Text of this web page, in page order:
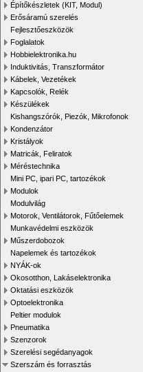
Építőkészletek (KIT, Modul)
Erősáramú szerelés
Fejlesztőeszközök
Foglalatok
Hobbielektronika.hu
Induktivitás, Transzformátor
Kábelek, Vezetékek
Kapcsolók, Relék
Készülékek
Kishangszórók, Piezók, Mikrofonok
Kondenzátor
Kristályok
Matricák, Feliratok
Méréstechnika
Mini PC, ipari PC, tartozékok
Modulok
Modulvilág
Motorok, Ventilátorok, Fűtőelemek
Munkavédelmi eszközök
Műszerdobozok
Napelemek és tartozékok
NYÁK-ok
Okosotthon, Lakáselektronika
Oktatási eszközök
Optoelektronika
Peltier modulok
Pneumatika
Szenzorok
Szerelési segédanyagok
Szerszám és forrasztás